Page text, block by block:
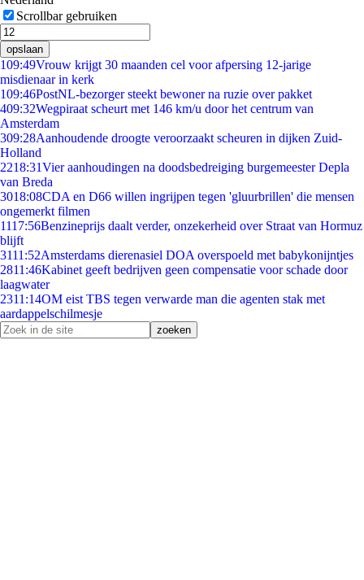
Scrollbar gebruiken
opslaan
109:49Vrouw krijgt 30 maanden cel voor afpersing 12-jarige
misdienaar in kerk
109:46PostNL-bezorger steekt bewoner na ruzie over pakket
409:32Wegpiraat scheurt met 146 km/u door het centrum van
Amsterdam
309:28Aanhoudende droogte veroorzaakt scheuren in dijken Zuid-
Holland
2218:31Vier aanhoudingen na doodsbedreiging burgemeester Depla
van Breda
3018:08CDA en D66 willen ingrijpen tegen 'gluurbrillen' die mensen
ongemerkt filmen
1117:56Benzineprijs daalt verder, onzekerheid over Straat van Hormuz
blijft
3111:52Amsterdams dierenasiel DOA overspoeld met babykonijntjes
2811:46Kabinet geeft bedrijven geen compensatie voor schade door
laagwater
2311:14OM eist TBS tegen verwarde man die agenten stak met
aardappelschilmesje